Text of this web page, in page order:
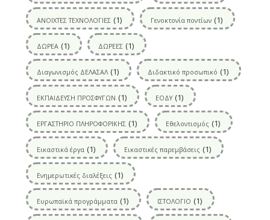
ΑΝΟΙΧΤΕΣ ΤΕΧΝΟΛΟΓΙΕΣ (1) Γενοκτονία ποντίων (1)
ΔΩΡΕΑ (1) ΔΩΡΕΕΣ (1)
Διαγωνισμός ΔΕΛΑΣΑΛ (1) Διδακτικό προσωπικό (1)
ΕΚΠΑΙΔΕΥΣΗ ΠΡΟΣΦΥΓΩΝ (1) ΕΟΔΥ (1)
ΕΡΓΑΣΤΗΡΙΟ ΠΛΗΡΟΦΟΡΙΚΗΣ (1) Εθελοντισμός (1)
Εικαστικά έργα (1) Εικαστικές παρεμβάσεις (1)
Ενημερωτικές διαλέξεις (1)
Ευρωπαϊκά προγράμματα (1) ΙΣΤΟΛΟΓΙΟ (1)